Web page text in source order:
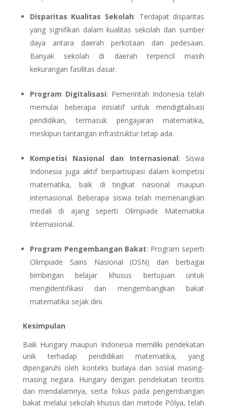
Disparitas Kualitas Sekolah: Terdapat disparitas
yang signifikan dalam kualitas sekolah dan sumber
daya antara daerah perkotaan dan pedesaan.
Banyak sekolah di daerah terpencil masih
kekurangan fasilitas dasar.
Program Digitalisasi: Pemerintah Indonesia telah
memulai beberapa inisiatif untuk mendigitalisasi
pendidikan, termasuk pengajaran matematika,
meskipun tantangan infrastruktur tetap ada.
Kompetisi Nasional dan Internasional: Siswa
Indonesia juga aktif berpartisipasi dalam kompetisi
matematika, baik di tingkat nasional maupun
internasional. Beberapa siswa telah memenangkan
medali di ajang seperti Olimpiade Matematika
Internasional.
Program Pengembangan Bakat: Program seperti
Olimpiade Sains Nasional (OSN) dan berbagai
bimbingan belajar khusus bertujuan untuk
mengidentifikasi dan mengembangkan bakat
matematika sejak dini.
Kesimpulan
Baik Hungary maupun Indonesia memiliki pendekatan
unik terhadap pendidikan matematika, yang
dipengaruhi oleh konteks budaya dan sosial masing-
masing negara. Hungary dengan pendekatan teoritis
dan mendalamnya, serta fokus pada pengembangan
bakat melalui sekolah khusus dan metode Pólya, telah